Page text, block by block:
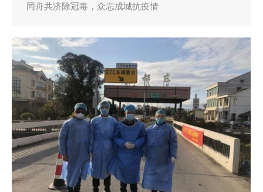
同舟共济除冠毒，众志成城抗疫情